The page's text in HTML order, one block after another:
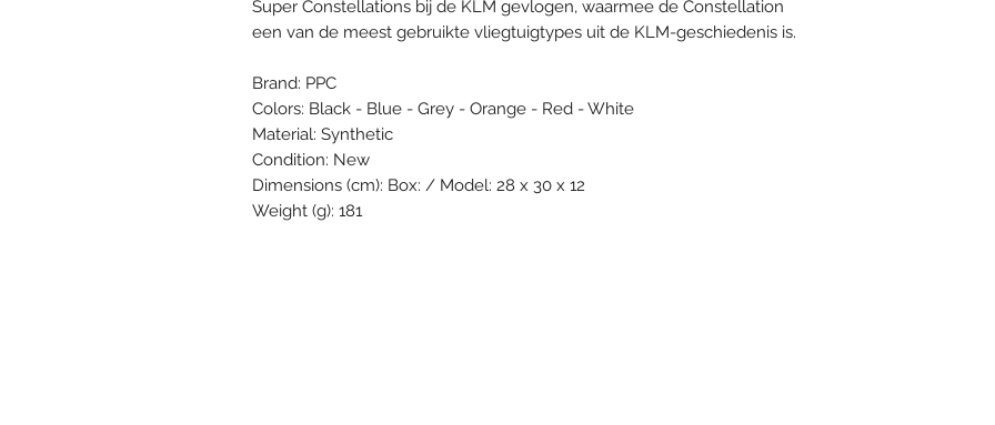
Super Constellations bij de KLM gevlogen, waarmee de Constellation
een van de meest gebruikte vliegtuigtypes uit de KLM-geschiedenis is.
Brand: PPC
Colors: Black - Blue - Grey - Orange - Red - White
Material: Synthetic
Condition: New
Dimensions (cm): Box: / Model: 28 x 30 x 12
Weight (g): 181